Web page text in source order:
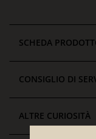
SCHEDA
CONSIGLIO DI
ALTRE CURIOSITÀ